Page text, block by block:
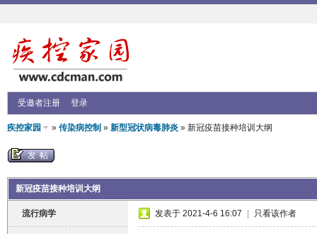
受邀者注册 登录
疾控家园 » 传染病控制 » 新型冠状病毒肺炎» 新冠疫苗接种培训大纲
发帖
新冠疫苗接种培训大纲
流行病学 发表于 2021-4-6 16:07 只看该作者